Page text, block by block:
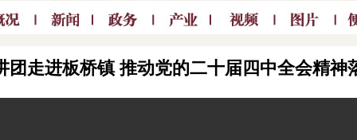
团走进板桥镇 推动党的二十届四中全会精神